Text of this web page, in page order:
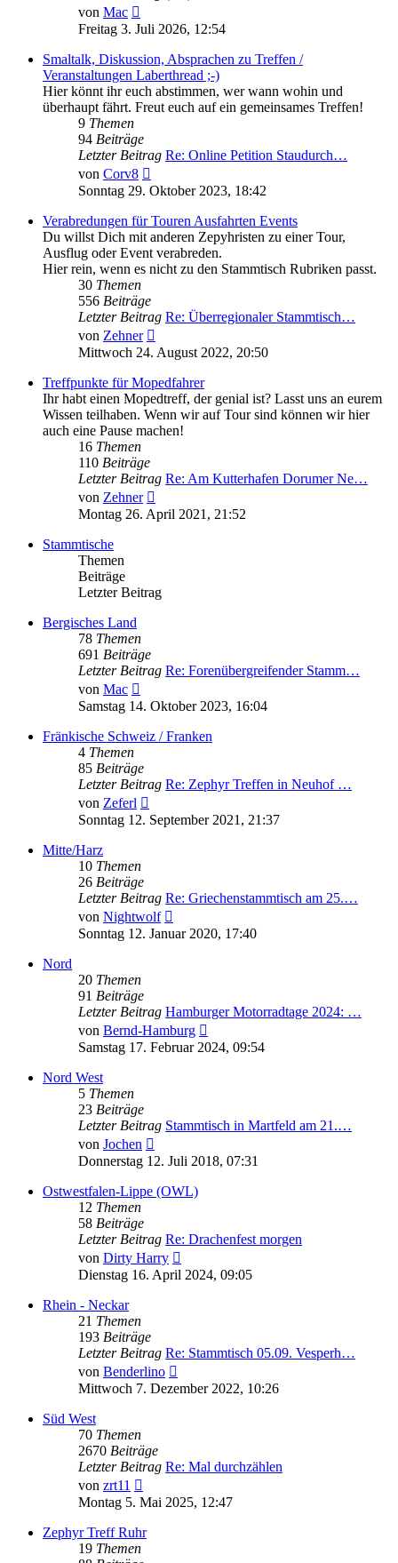
von Mac
Beitrag
Freitag 3. Juli 2026, 12:54
Smaltalk, Diskussion, Absprachen zu Treffen /
Veranstaltungen Laberthread ;-)
Hier könnt ihr euch abstimmen, wer wann wohin und
überhaupt fährt. Freut euch auf ein gemeinsames Treffen!
9 Themen
94 Beiträge
Letzter Beitrag Re: Online Petition Staudurch…
von Corv8
Beitrag
Sonntag 29. Oktober 2023, 18:42
Verabredungen für Touren Ausfahrten Events
Du willst Dich mit anderen Zepyhristen zu einer Tour,
Ausflug oder Event verabreden.
Hier rein, wenn es nicht zu den Stammtisch Rubriken passt.
30 Themen
556 Beiträge
Letzter Beitrag Re: Überregionaler Stammtisch…
von Zehner
Beitrag
Mittwoch 24. August 2022, 20:50
Treffpunkte für Mopedfahrer
Ihr habt einen Mopedtreff, der genial ist? Lasst uns an eurem
Wissen teilhaben. Wenn wir auf Tour sind können wir hier
auch eine Pause machen!
16 Themen
110 Beiträge
Letzter Beitrag Re: Am Kutterhafen Dorumer Ne…
von Zehner
Beitrag
Montag 26. April 2021, 21:52
Stammtische
Themen
Beiträge
Letzter Beitrag
Bergisches Land
78 Themen
691 Beiträge
Letzter Beitrag Re: Forenübergreifender Stamm…
von Mac
Beitrag
Samstag 14. Oktober 2023, 16:04
Fränkische Schweiz / Franken
4 Themen
85 Beiträge
Letzter Beitrag Re: Zephyr Treffen in Neuhof …
von Zeferl
Beitrag
Sonntag 12. September 2021, 21:37
Mitte/Harz
10 Themen
26 Beiträge
Letzter Beitrag Re: Griechenstammtisch am 25.…
von Nightwolf
Beitrag
Sonntag 12. Januar 2020, 17:40
Nord
20 Themen
91 Beiträge
Letzter Beitrag Hamburger Motorradtage 2024: …
von Bernd-Hamburg
Beitrag
Samstag 17. Februar 2024, 09:54
Nord West
5 Themen
23 Beiträge
Letzter Beitrag Stammtisch in Martfeld am 21.…
von Jochen
Beitrag
Donnerstag 12. Juli 2018, 07:31
Ostwestfalen-Lippe (OWL)
12 Themen
58 Beiträge
Letzter Beitrag Re: Drachenfest morgen
von Dirty Harry
Beitrag
Dienstag 16. April 2024, 09:05
Rhein - Neckar
21 Themen
193 Beiträge
Letzter Beitrag Re: Stammtisch 05.09. Vesperh…
von Benderlino
Beitrag
Mittwoch 7. Dezember 2022, 10:26
Süd West
70 Themen
2670 Beiträge
Letzter Beitrag Re: Mal durchzählen
von zrt11
Beitrag
Montag 5. Mai 2025, 12:47
Zephyr Treff Ruhr
19 Themen